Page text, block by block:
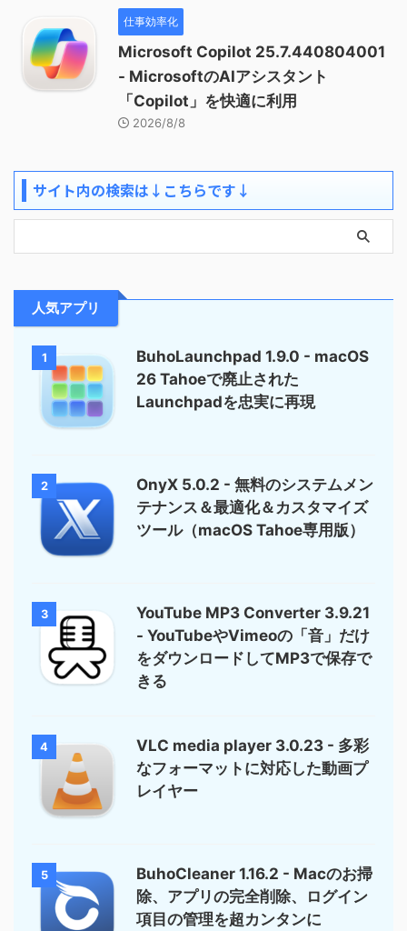
仕事効率化
Microsoft Copilot 25.7.440804001
- MicrosoftのAIアシスタント
「Copilot」を快適に利用
2026/8/8
サイト内の検索は↓こちらです↓
人気アプリ
1
BuhoLaunchpad 1.9.0 - macOS
26 Tahoeで廃止された
Launchpadを忠実に再現
2
OnyX 5.0.2 - 無料のシステムメン
テナンス＆最適化＆カスタマイズ
ツール（macOS Tahoe専用版）
3
YouTube MP3 Converter 3.9.21
- YouTubeやVimeoの「音」だけ
をダウンロードしてMP3で保存で
きる
4
VLC media player 3.0.23 - 多彩
なフォーマットに対応した動画プ
レイヤー
5
BuhoCleaner 1.16.2 - Macのお掃
除、アプリの完全削除、ログイン
項目の管理を超カンタンに